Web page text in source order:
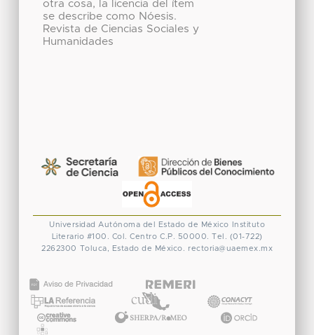
otra cosa, la licencia del ítem
se describe como Nóesis.
Revista de Ciencias Sociales y
Humanidades
Universidad Autónoma del Estado de México
Instituto
Literario #100. Col. Centro C.P. 50000. Tel. (01-722)
2262300 Toluca, Estado de México. rectoria@uaemex.mx